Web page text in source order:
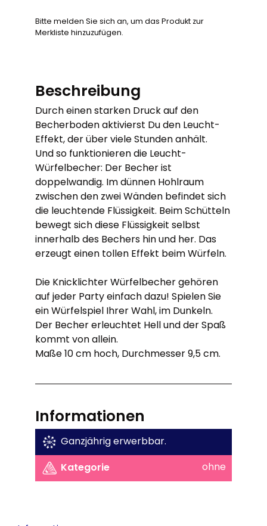
Bitte melden Sie sich an, um das Produkt zur
Merkliste hinzuzufügen.
Beschreibung
Durch einen starken Druck auf den
Becherboden aktivierst Du den Leucht-
Effekt, der über viele Stunden anhält.
Und so funktionieren die Leucht-
Würfelbecher: Der Becher ist
doppelwandig. Im dünnen Hohlraum
zwischen den zwei Wänden befindet sich
die leuchtende Flüssigkeit. Beim Schütteln
bewegt sich diese Flüssigkeit selbst
innerhalb des Bechers hin und her. Das
erzeugt einen tollen Effekt beim Würfeln.
Die Knicklichter Würfelbecher gehören
auf jeder Party einfach dazu! Spielen Sie
ein Würfelspiel Ihrer Wahl, im Dunkeln.
Der Becher erleuchtet Hell und der Spaß
kommt von allein.
Maße 10 cm hoch, Durchmesser 9,5 cm.
Informationen
Ganzjährig erwerbbar.
Kategorie
ohne